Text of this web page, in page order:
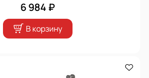
6 984 ₽
В корзину